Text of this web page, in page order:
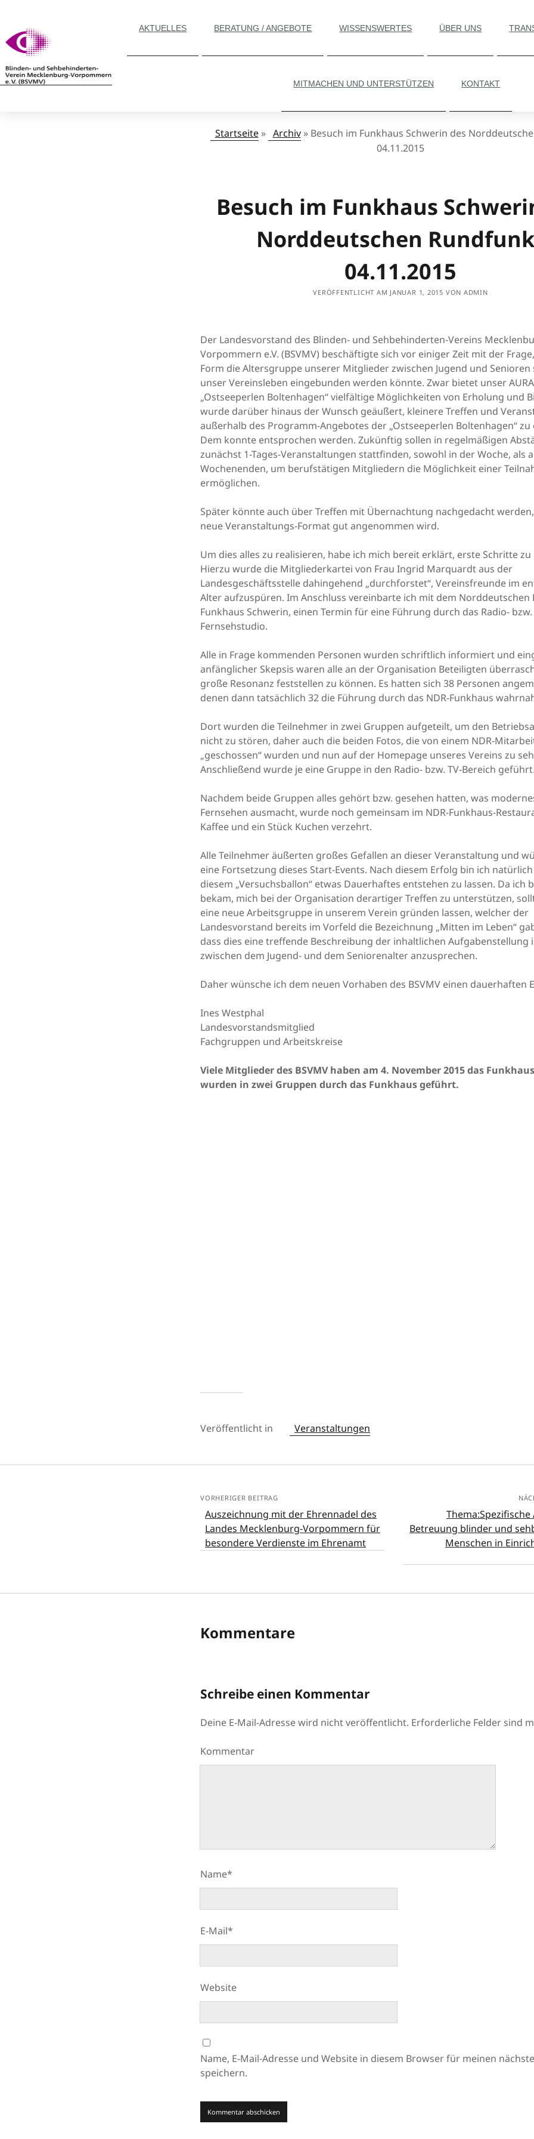
AKTUELLES BERATUNG / ANGEBOTE WISSENSWERTES ÜBER UNS
MITMACHEN UND UNTERSTÜTZEN KONTAKT
Startseite» Archiv» Besuch im Funkhaus Schwerin des
04.11.2015
Besuch im Funkhaus
Norddeutschen
04.11.2015
VERÖFFENTLICHT AM JANUAR 1, 2015 VON ADMIN
Der Landesvorstand des Blinden- und Sehbehinderten-Vereins
Vorpommern e.V. (BSVMV) beschäftigte sich vor einiger Zeit mit der
Form die Altersgruppe unserer Mitglieder zwischen Jugend und
unser Vereinsleben eingebunden werden könnte. Zwar bietet unser
„Ostseeperlen Boltenhagen“ vielfältige Möglichkeiten von Erholung und
wurde darüber hinaus der Wunsch geäußert, kleinere Treffen und
außerhalb des Programm-Angebotes der „Ostseeperlen Boltenhagen“
Dem konnte entsprochen werden. Zukünftig sollen in regelmäßigen
zunächst 1-Tages-Veranstaltungen stattfinden, sowohl in der Woche, als
Wochenenden, um berufstätigen Mitgliedern die Möglichkeit einer
ermöglichen.
Später könnte auch über Treffen mit Übernachtung nachgedacht
neue Veranstaltungs-Format gut angenommen wird.
Um dies alles zu realisieren, habe ich mich bereit erklärt, erste Schritte
Hierzu wurde die Mitgliederkartei von Frau Ingrid Marquardt aus der
Landesgeschäftsstelle dahingehend „durchforstet“, Vereinsfreunde im
Alter aufzuspüren. Im Anschluss vereinbarte ich mit dem Norddeutschen
Funkhaus Schwerin, einen Termin für eine Führung durch das Radio- bzw.
Fernsehstudio.
Alle in Frage kommenden Personen wurden schriftlich informiert und
anfänglicher Skepsis waren alle an der Organisation Beteiligten
große Resonanz feststellen zu können. Es hatten sich 38 Personen
denen dann tatsächlich 32 die Führung durch das NDR-Funkhaus
Dort wurden die Teilnehmer in zwei Gruppen aufgeteilt, um den
nicht zu stören, daher auch die beiden Fotos, die von einem NDR-
„geschossen“ wurden und nun auf der Homepage unseres Vereins zu
Anschließend wurde je eine Gruppe in den Radio- bzw. TV-Bereich geführt.
Nachdem beide Gruppen alles gehört bzw. gesehen hatten, was
Fernsehen ausmacht, wurde noch gemeinsam im NDR-Funkhaus-
Kaffee und ein Stück Kuchen verzehrt.
Alle Teilnehmer äußerten großes Gefallen an dieser Veranstaltung und
eine Fortsetzung dieses Start-Events. Nach diesem Erfolg bin ich
diesem „Versuchsballon“ etwas Dauerhaftes entstehen zu lassen. Da ich
bekam, mich bei der Organisation derartiger Treffen zu unterstützen,
eine neue Arbeitsgruppe in unserem Verein gründen lassen, welcher der
Landesvorstand bereits im Vorfeld die Bezeichnung „Mitten im Leben“
dass dies eine treffende Beschreibung der inhaltlichen Aufgabenstellung
zwischen dem Jugend- und dem Seniorenalter anzusprechen.
Daher wünsche ich dem neuen Vorhaben des BSVMV einen dauerhaften
Ines Westphal
Landesvorstandsmitglied
Fachgruppen und Arbeitskreise
Viele Mitglieder des BSVMV haben am 4. November 2015 das
wurden in zwei Gruppen durch das Funkhaus geführt.
Veröffentlicht in Veranstaltungen
VORHERIGER BEITRAG
Auszeichnung mit der Ehrennadel des
Landes Mecklenburg-Vorpommern für
besondere Verdienste im Ehrenamt
Betreuung blinder und
Menschen in
Kommentare
Schreibe einen Kommentar
Deine E-Mail-Adresse wird nicht veröffentlicht. Erforderliche Felder sind
Kommentar
Name*
E-Mail*
Website
Name, E-Mail-Adresse und Website in diesem Browser für meinen
speichern.